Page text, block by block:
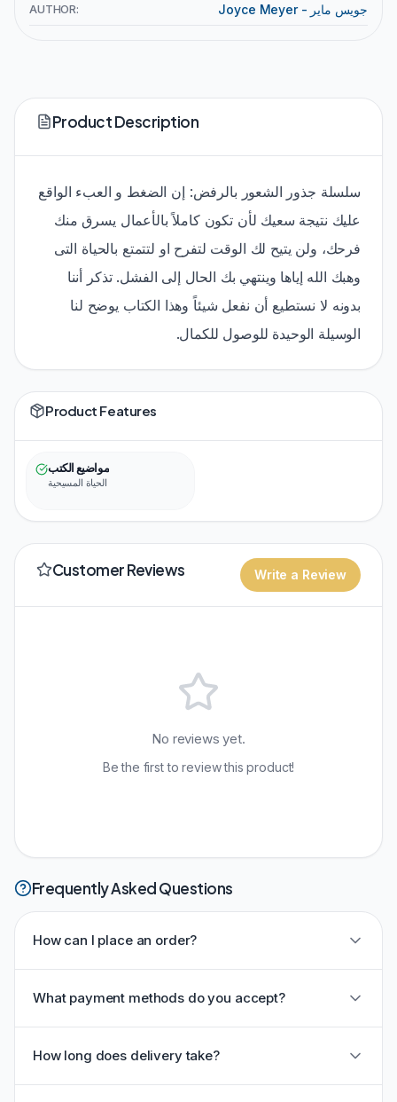
AUTHOR: Joyce Meyer - جويس ماير
Product Description
سلسلة جذور الشعور بالرفض: إن الضغط و العبء الواقع
عليك نتيجة سعيك لأن تكون كاملاً بالأعمال يسرق منك
فرحك، ولن يتيح لك الوقت لتفرح او لتتمتع بالحياة التى
وهبك الله إياها وينتهي بك الحال إلى الفشل. تذكر أننا
بدونه لا نستطيع أن نفعل شيئاً وهذا الكتاب يوضح لنا
الوسيلة الوحيدة للوصول للكمال.
Product Features
مواضيع الكتب
الحياة المسيحية
Customer Reviews Write a Review
No reviews yet.
Be the first to review this product!
Frequently Asked Questions
How can I place an order?
What payment methods do you accept?
How long does delivery take?